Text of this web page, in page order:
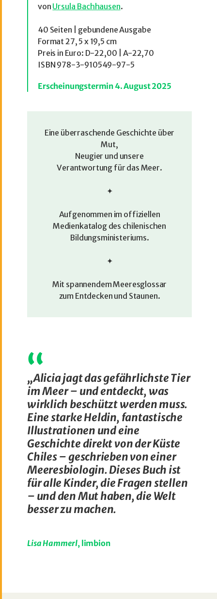
von Ursula Bachhausen.
40 Seiten | gebundene Ausgabe
Format 27, 5 x 19,5 cm
Preis in Euro: D-22,00 | A-22,70
ISBN 978-3-910549-97-5
Erscheinungstermin 4. August 2025
Eine überraschende Geschichte über
Mut,
Neugier und unsere
Verantwortung für das Meer.
✦
Aufgenommen im offiziellen
Medienkatalog des chilenischen
Bildungsministeriums.
✦
Mit spannendem Meeresglossar
zum Entdecken und Staunen.
„Alicia jagt das gefährlichste Tier
im Meer – und entdeckt, was
wirklich beschützt werden muss.
Eine starke Heldin, fantastische
Illustrationen und eine
Geschichte direkt von der Küste
Chiles – geschrieben von einer
Meeresbiologin.Dieses Buch ist
für alle Kinder, die Fragen stellen
– und den Mut haben, die Welt
besser zu machen.
Lisa Hammerl, limbion